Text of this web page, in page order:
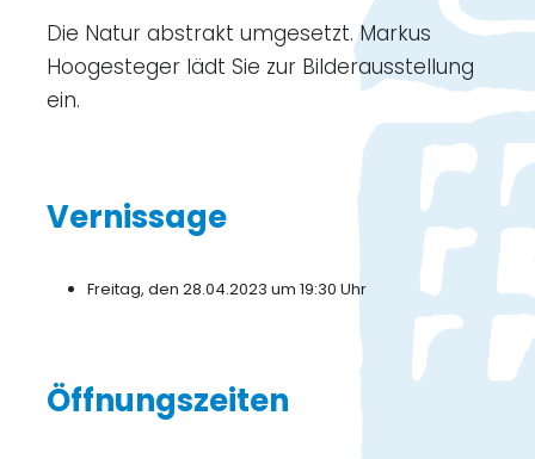
Die Natur abstrakt umgesetzt. Markus
Hoogesteger lädt Sie zur Bilderausstellung
ein.
Vernissage
Freitag, den 28.04.2023 um 19:30 Uhr
Öffnungszeiten